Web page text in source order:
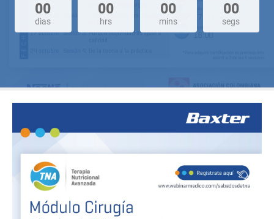
00
dìas
00
hrs
00
mins
00
segs